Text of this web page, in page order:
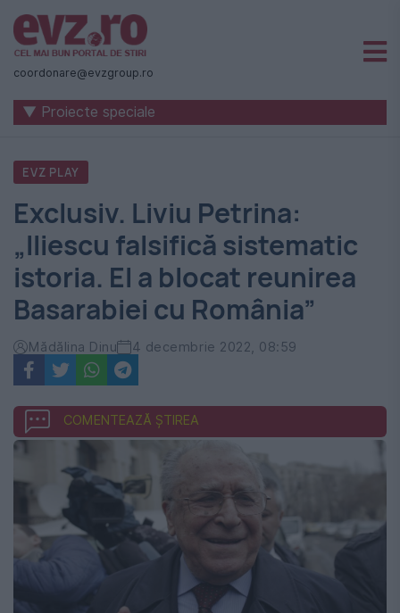
Știri
naționale
internaționale
România
-
Evenimentul
Zilei
coordonare@evzgroup.ro
▼ Proiecte speciale
EVZ PLAY
Exclusiv. Liviu Petrina:
„Iliescu falsifică sistematic
istoria. El a blocat reunirea
Basarabiei cu România”
Mădălina Dinu 4 decembrie 2022, 08:59
COMENTEAZĂ ȘTIREA